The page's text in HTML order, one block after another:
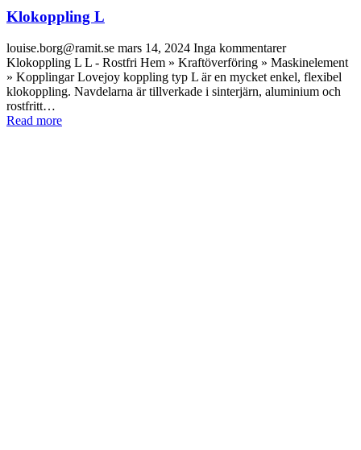
Klokoppling L
louise.borg@ramit.se mars 14, 2024 Inga kommentarer
Klokoppling L L - Rostfri Hem » Kraftöverföring » Maskinelement
» Kopplingar Lovejoy koppling typ L är en mycket enkel, flexibel
klokoppling. Navdelarna är tillverkade i sinterjärn, aluminium och
rostfritt…
Read more